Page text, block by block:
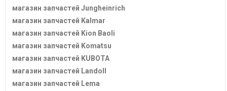
магазин запчастей Jungheinrich
магазин запчастей Kalmar
магазин запчастей Kion Baoli
магазин запчастей Komatsu
магазин запчастей KUBOTA
магазин запчастей Landoll
магазин запчастей Lema